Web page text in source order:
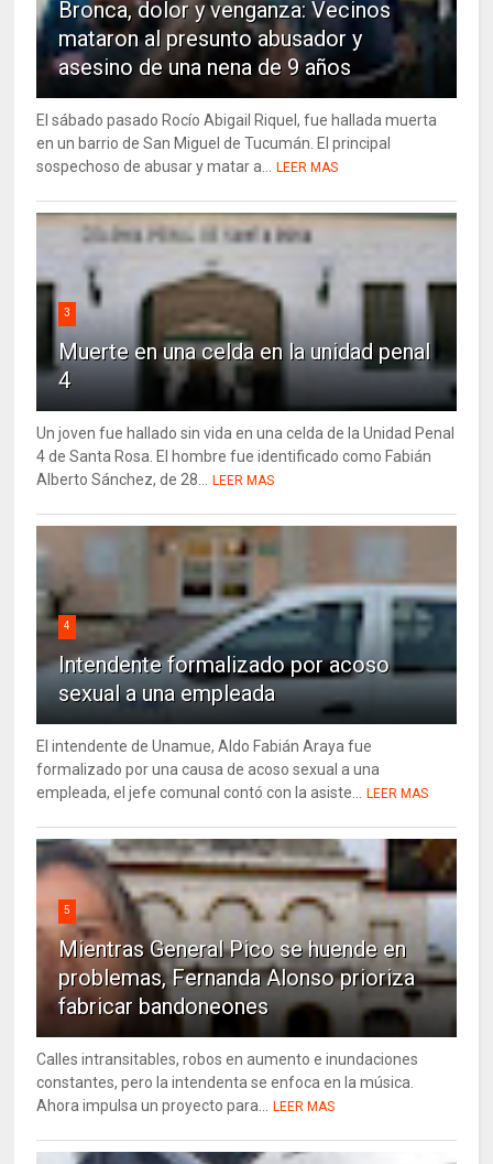
Bronca, dolor y venganza: Vecinos
mataron al presunto abusador y
asesino de una nena de 9 años
El sábado pasado Rocío Abigail Riquel, fue hallada muerta
en un barrio de San Miguel de Tucumán. El principal
sospechoso de abusar y matar a...
LEER MAS
3
Muerte en una celda en la unidad penal
4
Un joven fue hallado sin vida en una celda de la Unidad Penal
4 de Santa Rosa. El hombre fue identificado como Fabián
Alberto Sánchez, de 28...
LEER MAS
4
Intendente formalizado por acoso
sexual a una empleada
El intendente de Unamue, Aldo Fabián Araya fue
formalizado por una causa de acoso sexual a una
empleada, el jefe comunal contó con la asiste...
LEER MAS
5
Mientras General Pico se huende en
problemas, Fernanda Alonso prioriza
fabricar bandoneones
Calles intransitables, robos en aumento e inundaciones
constantes, pero la intendenta se enfoca en la música.
Ahora impulsa un proyecto para...
LEER MAS